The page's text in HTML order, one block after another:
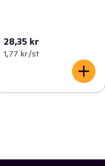
28,35 kr
1,77 kr /st